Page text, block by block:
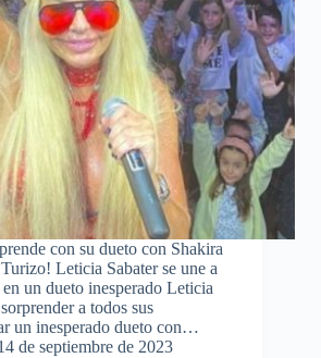
con su dueto con Shakira
Leticia Sabater se une a
un dueto inesperado Leticia
a todos sus
un inesperado dueto con…
de septiembre de 2023